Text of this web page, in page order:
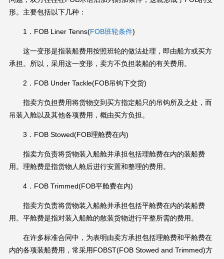
形。主要包括以下几种：
1．FOB Liner Tenns(FOB班轮条件)
这一变形是指装船费用按照班轮的做法处理，即由船方或买方
承担。所以，采用这一变形，卖方不负担装船的有关费用。
2．FOB Under Tackle(FOB吊钩下交货)
指卖方负担费用将货物交到买方指定船只的吊钩所及之处，而
吊装入舱以及其他各项费用，概由买方负担。
3．FOB Stowed(FOB理舱费在内)
指卖方负责将货物装入船舱并承担包括理舱费在内的装船费
用。理舱费是指货物人舱后进行安置和整理的费用。
4．FOB Trimmed(FOB平舱费在内)
指卖方负责将货物装入船舱并承担包括平舱费在内的装船费
用。平舱费是指对装入船舱的散装货物进行平整所需的费用。
在许多标准合同中，为表明由卖方承担包括理舱费和平舱费在
内的各项装船费用，常采用FOBST(FOB Stowed and Trimmed)方